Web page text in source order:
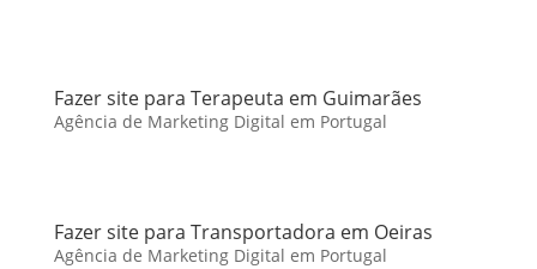
Fazer site para Terapeuta em Guimarães
Agência de Marketing Digital em Portugal
Fazer site para Transportadora em Oeiras
Agência de Marketing Digital em Portugal